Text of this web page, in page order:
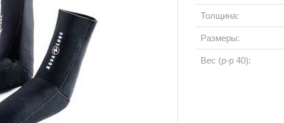
Толщина:
Размеры:
Вес (р-р 40):